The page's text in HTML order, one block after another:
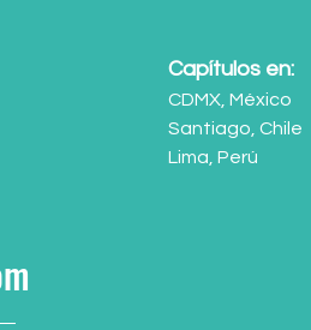
Capítulos en:
CDMX, México
Santiago, Chile
Lima, Perú